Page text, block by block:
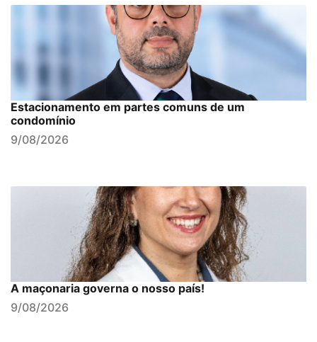
Estacionamento em partes comuns de um
condomínio
9/08/2026
A maçonaria governa o nosso país!
9/08/2026